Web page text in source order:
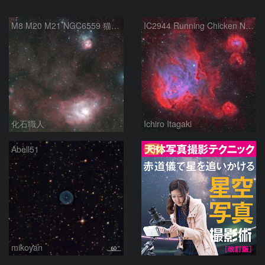
M8 M20 M21 NGC6559 猫の手星雲 いて座
化石職人
IC2944 Running Chicken Nebula
Ichiro Itagaki
Abell51
mikoyan
PR